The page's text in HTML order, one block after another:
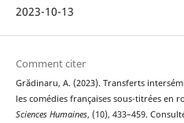
2023-10-13
Comment citer
Grădinaru, A. (2023). Transferts
les comédies françaises sous-titrées en
Sciences Humaines, (10), 433–459.